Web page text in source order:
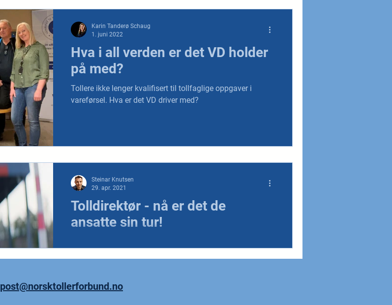
Hva i all verden er det VD holder
på med?
Tollere ikke lenger kvalifisert til tollfaglige oppgaver i
vareførsel. Hva er det VD driver med?
Karin Tanderø Schaug
1. juni 2022
Tolldirektør - nå er det de
ansatte sin tur!
Steinar Knutsen
29. apr. 2021
post@norsktollerforbund.no